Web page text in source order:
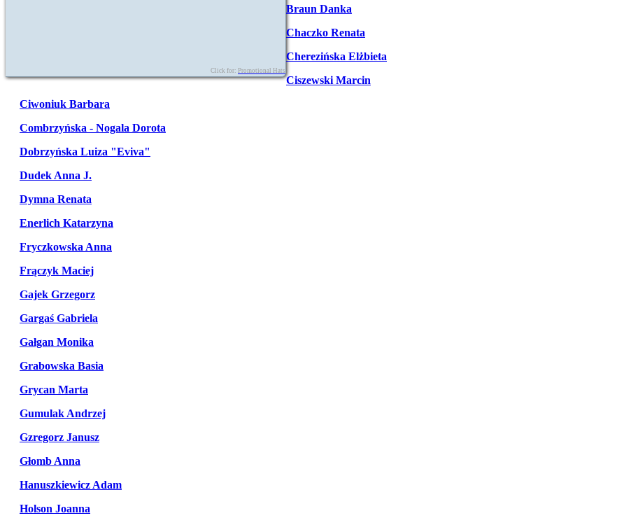
Click for: Promotional Hats
Braun Danka
Chaczko Renata
Cherezińska Elżbieta
Ciszewski Marcin
Ciwoniuk Barbara
Combrzyńska - Nogala Dorota
Dobrzyńska Luiza "Eviva"
Dudek Anna J.
Dymna Renata
Enerlich Katarzyna
Fryczkowska Anna
Frączyk Maciej
Gajek Grzegorz
Gargaś Gabriela
Gałgan Monika
Grabowska Basia
Grycan Marta
Gumulak Andrzej
Gzregorz Janusz
Głomb Anna
Hanuszkiewicz Adam
Holson Joanna